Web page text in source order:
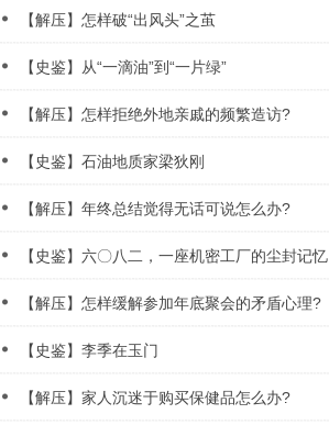
【解压】怎样破“出风头”之茧
【史鉴】从“一滴油”到“一片绿”
【解压】怎样拒绝外地亲戚的频繁造访?
【史鉴】石油地质家梁狄刚
【解压】年终总结觉得无话可说怎么办?
【史鉴】六〇八二，一座机密工厂的尘封记忆
【解压】怎样缓解参加年底聚会的矛盾心理?
【史鉴】李季在玉门
【解压】家人沉迷于购买保健品怎么办?